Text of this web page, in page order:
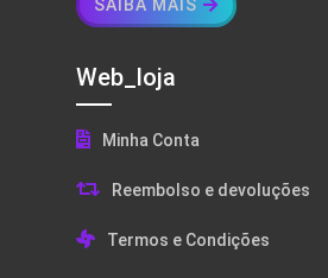
SAIBA MAIS
Web_loja
Minha Conta
Reembolso e devoluções
Termos e Condições